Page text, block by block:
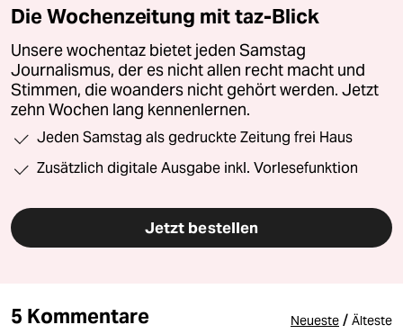
Die Wochenzeitung mit taz-Blick
Unsere wochentaz bietet jeden Samstag
Journalismus, der es nicht allen recht macht und
Stimmen, die woanders nicht gehört werden. Jetzt
zehn Wochen lang kennenlernen.
Jeden Samstag als gedruckte Zeitung frei Haus
Zusätzlich digitale Ausgabe inkl. Vorlesefunktion
Jetzt bestellen
5 Kommentare Neueste / Älteste